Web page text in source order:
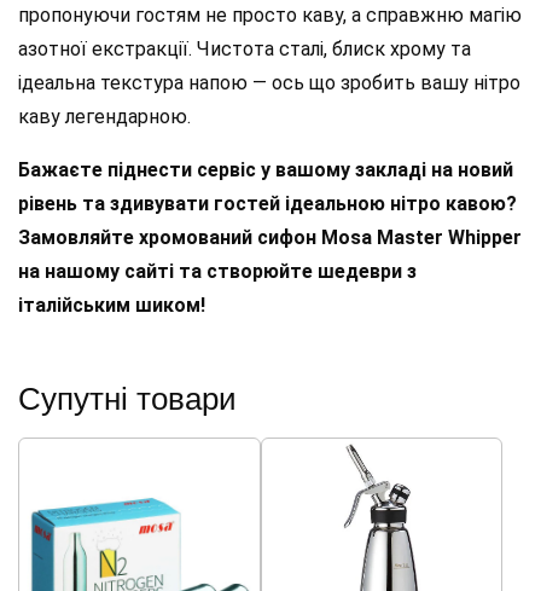
пропонуючи гостям не просто каву, а справжню магію
азотної екстракції. Чистота сталі, блиск хрому та
ідеальна текстура напою — ось що зробить вашу нітро
каву легендарною.
Бажаєте піднести сервіс у вашому закладі на новий
рівень та здивувати гостей ідеальною нітро кавою?
Замовляйте хромований сифон Mosa Master Whipper
на нашому сайті та створюйте шедеври з
італійським шиком!
Супутні товари